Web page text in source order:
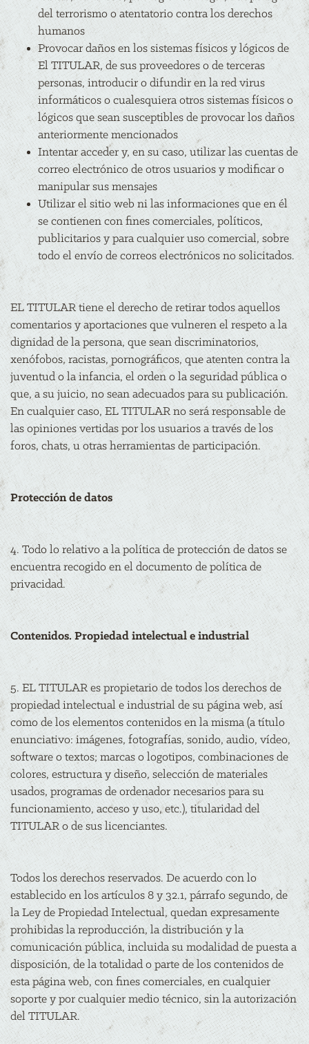
del terrorismo o atentatorio contra los derechos
humanos
Provocar daños en los sistemas físicos y lógicos de
El TITULAR, de sus proveedores o de terceras
personas, introducir o difundir en la red virus
informáticos o cualesquiera otros sistemas físicos o
lógicos que sean susceptibles de provocar los daños
anteriormente mencionados
Intentar acceder y, en su caso, utilizar las cuentas de
correo electrónico de otros usuarios y modificar o
manipular sus mensajes
Utilizar el sitio web ni las informaciones que en él
se contienen con fines comerciales, políticos,
publicitarios y para cualquier uso comercial, sobre
todo el envío de correos electrónicos no solicitados.
EL TITULAR tiene el derecho de retirar todos aquellos
comentarios y aportaciones que vulneren el respeto a la
dignidad de la persona, que sean discriminatorios,
xenófobos, racistas, pornográficos, que atenten contra la
juventud o la infancia, el orden o la seguridad pública o
que, a su juicio, no sean adecuados para su publicación.
En cualquier caso, EL TITULAR no será responsable de
las opiniones vertidas por los usuarios a través de los
foros, chats, u otras herramientas de participación.
Protección de datos
4. Todo lo relativo a la política de protección de datos se
encuentra recogido en el documento de política de
privacidad.
Contenidos. Propiedad intelectual e industrial
5. EL TITULAR es propietario de todos los derechos de
propiedad intelectual e industrial de su página web, así
como de los elementos contenidos en la misma (a título
enunciativo: imágenes, fotografías, sonido, audio, vídeo,
software o textos; marcas o logotipos, combinaciones de
colores, estructura y diseño, selección de materiales
usados, programas de ordenador necesarios para su
funcionamiento, acceso y uso, etc.), titularidad del
TITULAR o de sus licenciantes.
Todos los derechos reservados. De acuerdo con lo
establecido en los artículos 8 y 32.1, párrafo segundo, de
la Ley de Propiedad Intelectual, quedan expresamente
prohibidas la reproducción, la distribución y la
comunicación pública, incluida su modalidad de puesta a
disposición, de la totalidad o parte de los contenidos de
esta página web, con fines comerciales, en cualquier
soporte y por cualquier medio técnico, sin la autorización
del TITULAR.